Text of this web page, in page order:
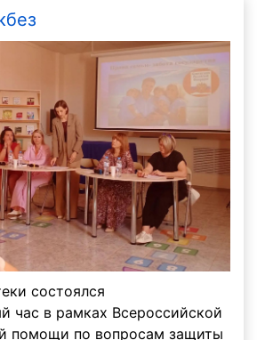
состоялся
час в рамках Всероссийской
помощи по вопросам защиты